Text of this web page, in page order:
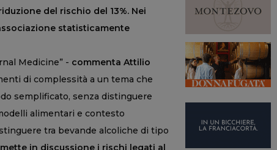
del rischio del 13%. Nei
statisticamente
Medicine” - commenta Attilio
di complessità a un tema che
semplificato, senza distinguere
alimentari e contesto
tra bevande alcoliche di tipo
in discussione i rischi legati al